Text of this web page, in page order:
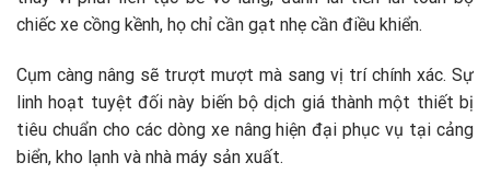
chiếc xe cồng kềnh, họ chỉ cần gạt nhẹ cần điều khiển.
Cụm càng nâng sẽ trượt mượt mà sang vị trí chính xác. Sự
linh hoạt tuyệt đối này biến bộ dịch giá thành một thiết bị
tiêu chuẩn cho các dòng xe nâng hiện đại phục vụ tại cảng
biển, kho lạnh và nhà máy sản xuất.